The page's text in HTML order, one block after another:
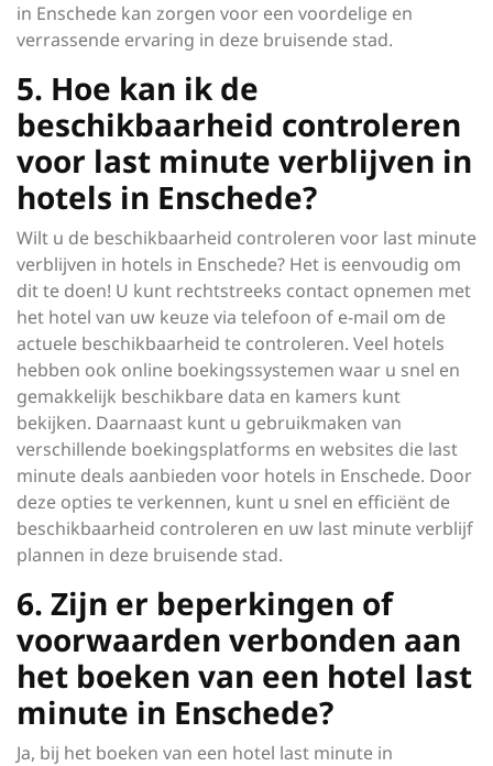
in Enschede kan zorgen voor een voordelige en
verrassende ervaring in deze bruisende stad.
5. Hoe kan ik de
beschikbaarheid controleren
voor last minute verblijven in
hotels in Enschede?
Wilt u de beschikbaarheid controleren voor last minute
verblijven in hotels in Enschede? Het is eenvoudig om
dit te doen! U kunt rechtstreeks contact opnemen met
het hotel van uw keuze via telefoon of e-mail om de
actuele beschikbaarheid te controleren. Veel hotels
hebben ook online boekingssystemen waar u snel en
gemakkelijk beschikbare data en kamers kunt
bekijken. Daarnaast kunt u gebruikmaken van
verschillende boekingsplatforms en websites die last
minute deals aanbieden voor hotels in Enschede. Door
deze opties te verkennen, kunt u snel en efficiënt de
beschikbaarheid controleren en uw last minute verblijf
plannen in deze bruisende stad.
6. Zijn er beperkingen of
voorwaarden verbonden aan
het boeken van een hotel last
minute in Enschede?
Ja, bij het boeken van een hotel last minute in